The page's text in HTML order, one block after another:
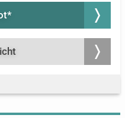
ist zudem
die es ermöglicht,
der Sprachausgabe
werden. Dieses Gerät
können als visuelle.